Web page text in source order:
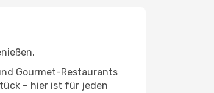
Gourmet-Restaurants
– hier ist für jeden